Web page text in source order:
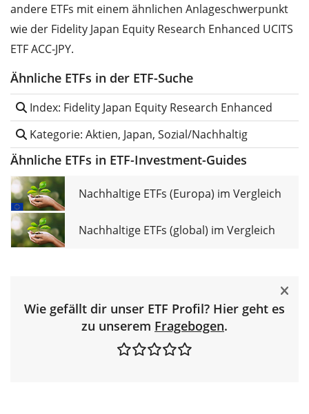
andere ETFs mit einem ähnlichen Anlageschwerpunkt
wie der Fidelity Japan Equity Research Enhanced UCITS
ETF ACC-JPY.
Ähnliche ETFs in der ETF-Suche
Index: Fidelity Japan Equity Research Enhanced
Kategorie: Aktien, Japan, Sozial/Nachhaltig
Ähnliche ETFs in ETF-Investment-Guides
Nachhaltige ETFs (Europa) im Vergleich
Nachhaltige ETFs (global) im Vergleich
Wie gefällt dir unser ETF Profil? Hier geht es
zu unserem Fragebogen.